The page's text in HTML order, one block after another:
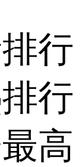
行
行
高